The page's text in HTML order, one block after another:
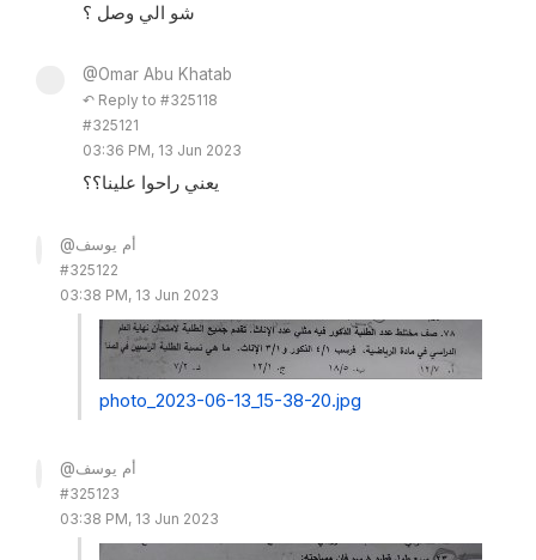
شو الي وصل ؟
@Omar Abu Khatab
↶ Reply to #325118
#325121
03:36 PM, 13 Jun 2023
يعني راحوا علينا؟؟
@أم يوسف
#325122
03:38 PM, 13 Jun 2023
photo_2023-06-13_15-38-20.jpg
@أم يوسف
#325123
03:38 PM, 13 Jun 2023